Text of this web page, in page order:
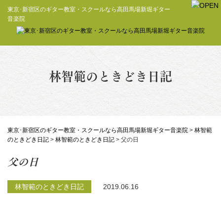
東京･新宿区のギター教室・スクールなら高田馬場新堀ギター
音楽院
林智範のときどき日記
東京･新宿区のギター教室・スクールなら高田馬場新堀ギター音楽院 > 林智範
のときどき日記 > 林智範のときどき日記 > 父の日
父の日
林智範のときどき日記 2019.06.16